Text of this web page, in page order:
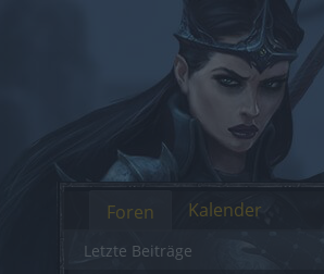
Foren
Letzte Beiträge
Kalender